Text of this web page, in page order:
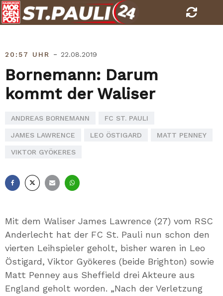
Skip
to
20:57 UHR - 22.08.2019
Bornemann: Darum
kommt der Waliser
ANDREAS BORNEMANN FC ST. PAULI
JAMES LAWRENCE LEO ÖSTIGARD MATT PENNEY
VIKTOR GYÖKERES
Mit dem Waliser James Lawrence (27) vom RSC
Anderlecht hat der FC St. Pauli nun schon den
vierten Leihspieler geholt, bisher waren in Leo
Östigard, Viktor Gyökeres (beide Brighton) sowie
Matt Penney aus Sheffield drei Akteure aus
England geholt worden. „Nach der Verletzung